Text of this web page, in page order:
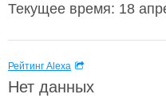
Текущее время: 18
Рейтинг Alexa
Нет данных